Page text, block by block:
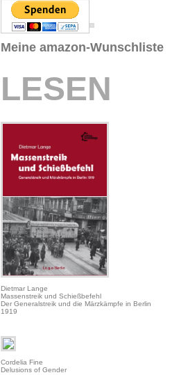
Meine amazon-Wunschliste
LESEN
Dietmar Lange
Massenstreik und Schießbefehl
Der Generalstreik und die Märzkämpfe in Berlin
1919
Cordelia Fine
Delusions of Gender